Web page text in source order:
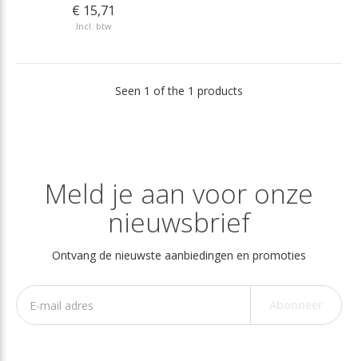
€ 15,71
Incl. btw
Seen 1 of the 1 products
Meld je aan voor onze
nieuwsbrief
Ontvang de nieuwste aanbiedingen en promoties